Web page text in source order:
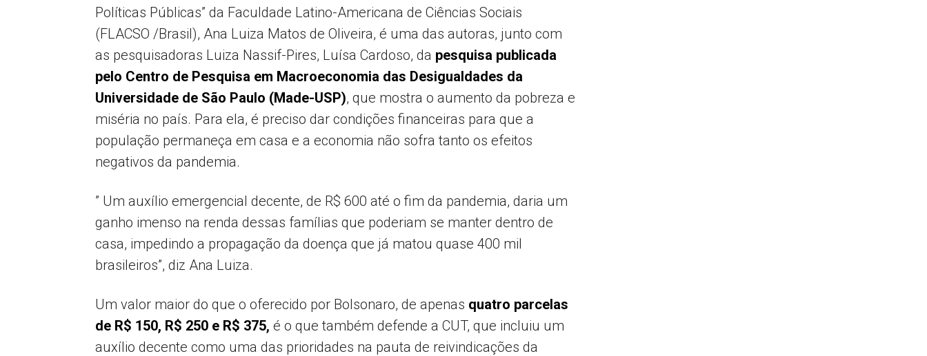
Políticas Públicas” da Faculdade Latino-Americana de Ciências Sociais
(FLACSO /Brasil), Ana Luiza Matos de Oliveira, é uma das autoras, junto com
as pesquisadoras Luiza Nassif-Pires, Luísa Cardoso, da pesquisa publicada
pelo Centro de Pesquisa em Macroeconomia das Desigualdades da
Universidade de São Paulo (Made-USP), que mostra o aumento da pobreza e
miséria no país. Para ela, é preciso dar condições financeiras para que a
população permaneça em casa e a economia não sofra tanto os efeitos
negativos da pandemia.
” Um auxílio emergencial decente, de R$ 600 até o fim da pandemia, daria um
ganho imenso na renda dessas famílias que poderiam se manter dentro de
casa, impedindo a propagação da doença que já matou quase 400 mil
brasileiros”, diz Ana Luiza.
Um valor maior do que o oferecido por Bolsonaro, de apenas quatro parcelas
de R$ 150, R$ 250 e R$ 375, é o que também defende a CUT, que incluiu um
auxílio decente como uma das prioridades na pauta de reivindicações da